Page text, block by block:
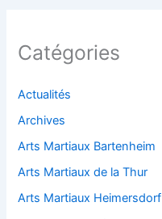
Catégories
Actualités
Archives
Arts Martiaux Bartenheim
Arts Martiaux de la Thur
Arts Martiaux Heimersdorf